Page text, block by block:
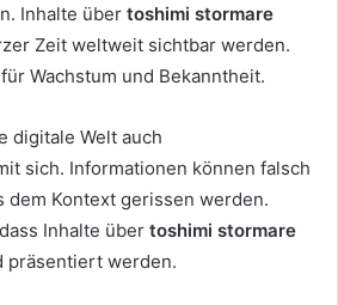
Inhalte über toshimi stormare
Zeit weltweit sichtbar werden.
Wachstum und Bekanntheit.
digitale Welt auch
sich. Informationen können falsch
Kontext gerissen werden.
Inhalte über toshimi stormare
präsentiert werden.